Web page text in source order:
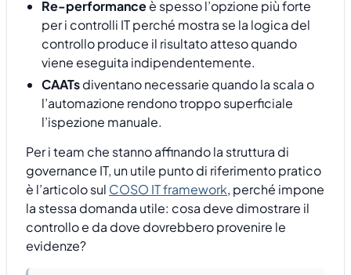
Re-performanceè spesso l’opzione più forte
per i controlli IT perché mostra se la logica del
controllo produce il risultato atteso quando
viene eseguita indipendentemente.
CAATsdiventano necessarie quando la scala o
l’automazione rendono troppo superficiale
l’ispezione manuale.
Per i team che stanno affinando la struttura di
governance IT, un utile punto di riferimento pratico
è l’articolo sul COSO IT framework, perché impone
la stessa domanda utile: cosa deve dimostrare il
controllo e da dove dovrebbero provenire le
evidenze?